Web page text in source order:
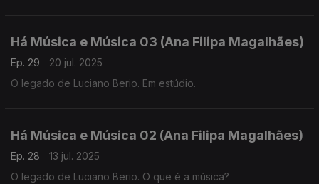
Há Música e Música 03 (Ana Filipa Magalhães)
Ep. 29
20 jul. 2025
O legado de Luciano Berio. Em estúdio.
Há Música e Música 02 (Ana Filipa Magalhães)
Ep. 28
13 jul. 2025
O legado de Luciano Berio. O que é a música?